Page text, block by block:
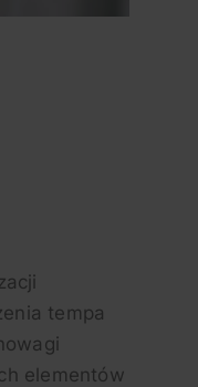
tempa
elementów